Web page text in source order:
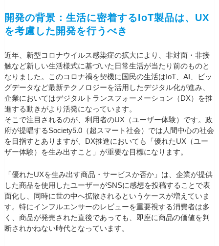
開発の背景：生活に密着するIoT製品は、UX
を考慮した開発を行うべき
近年、新型コロナウイルス感染症の拡大により、非対面・非接
触など新しい生活様式に基づいた日常生活が当たり前のものと
なりました。このコロナ禍を契機に国民の生活はIoT、AI、ビッ
グデータなど最新テクノロジーを活用したデジタル化が進み、
企業においてはデジタルトランスフォーメーション（DX）を推
進する動きがより活発になっています。
そこで注目されるのが、利用者のUX（ユーザー体験）です。政
府が提唱するSociety5.0（超スマート社会）では人間中心の社会
を目指すとありますが、DX推進においても「優れたUX（ユー
ザー体験）を生み出すこと」が重要な目標になります。
「優れたUXを生み出す商品・サービスか否か」は、企業が提供
した商品を使用したユーザーがSNSに感想を投稿することで表
面化し、同時に世の中へ拡散されるというケースが増えていま
す。特にインフルエンサーのレビューを重要視する消費者は多
く、商品が発売された直後であっても、即座に商品の価値を判
断されかねない時代となっています。